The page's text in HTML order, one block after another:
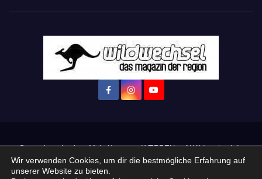
Startseite Login Mein Konto · WERBEN auf Wildwechsel.de
+ Neue Veranstaltung eintragen:
Wir verwenden Cookies, um dir die bestmögliche Erfahrung auf
unserer Website zu bieten.